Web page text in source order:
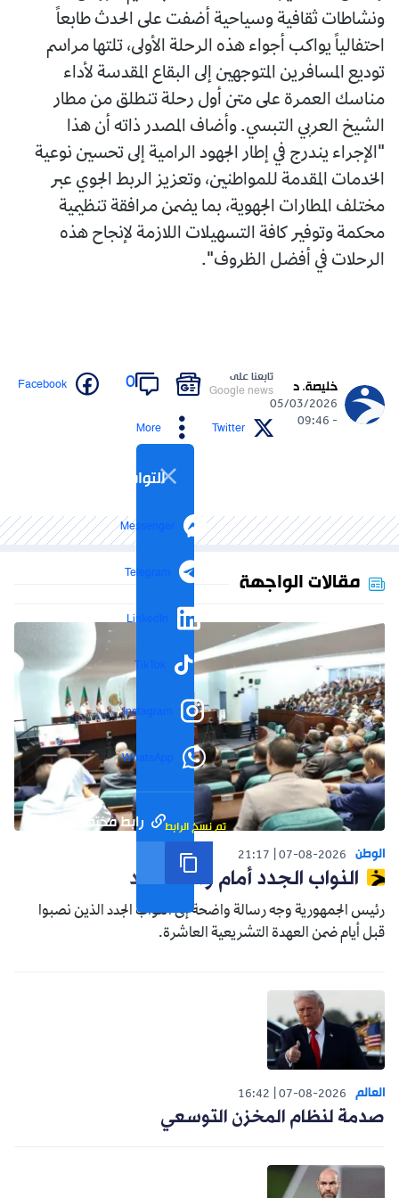
ونشاطات ثقافية وسياحية أضفت على الحدث طابعاً
احتفالياً يواكب أجواء هذه الرحلة الأولى، تلتها مراسم
توديع المسافرين المتوجهين إلى البقاع المقدسة لأداء
مناسك العمرة على متن أول رحلة تنطلق من مطار
الشيخ العربي التبسي. وأضاف المصدر ذاته أن هذا
"الإجراء يندرج في إطار الجهود الرامية إلى تحسين نوعية
الخدمات المقدمة للمواطنين، وتعزيز الربط الجوي عبر
مختلف المطارات الجهوية، بما يضمن مرافقة تنظيمية
محكمة وتوفير كافة التسهيلات اللازمة لإنجاح هذه
الرحلات في أفضل الظروف".
خليصة. د
05/03/2026
- 09:46
تابعنا على
Google news
0
Facebook
Twitter
More
التواصل الاجتماعي
Messenger
Telegram
LinkedIn
TikTok
Instagram
WhatsApp
رابط مختصر تم نسخ الرابط
مقالات الواجهة
الوطن 07-08-2026
21:17
النواب الجدد أمام واقع جديد
رئيس الجمهورية وجه رسالة واضحة إلى النواب الجدد الذين نصبوا
قبل أيام ضمن العهدة التشريعية العاشرة.
العالم 07-08-2026
16:42
صدمة لنظام المخزن التوسعي